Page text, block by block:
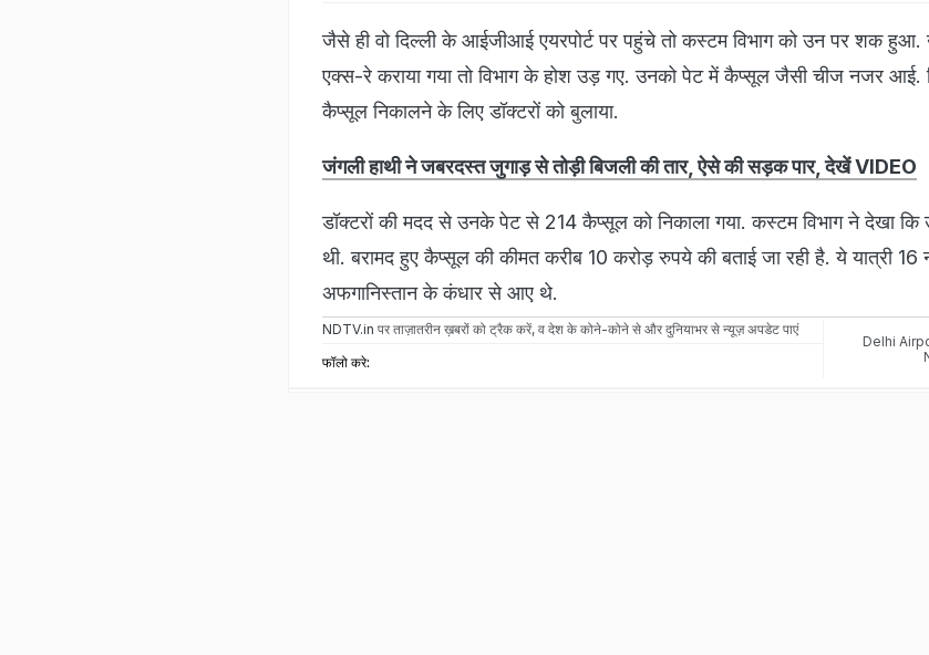
जैसे ही वो दिल्ली के आईजीआई एयरपोर्ट पर पहुंचे तो कस्टम विभाग को उन पर शक
एक्स-रे कराया गया तो विभाग के होश उड़ गए. उनको पेट में कैप्सूल जैसी चीज नजर आई.
कैप्सूल निकालने के लिए डॉक्टरों को बुलाया.
जंगली हाथी ने जबरदस्त जुगाड़ से तोड़ी बिजली की तार, ऐसे की सड़क पार, देखें VIDEO
डॉक्टरों की मदद से उनके पेट से 214 कैप्सूल को निकाला गया. कस्टम विभाग ने देखा कि
थी. बरामद हुए कैप्सूल की कीमत करीब 10 करोड़ रुपये की बताई जा रही है. ये यात्री 16
अफगानिस्तान के कंधार से आए थे.
NDTV.in पर ताज़ातरीन ख़बरों को ट्रैक करें, व देश के कोने-कोने से और दुनियाभर से न्यूज़ अपडेट पाएं
फॉलो करे:
Delhi